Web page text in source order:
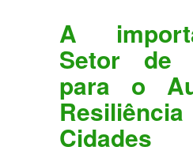
A
Setor de
para o
Cidades